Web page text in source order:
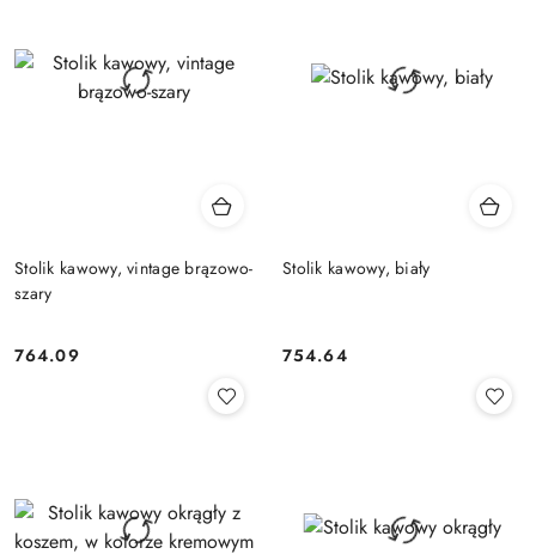
Stolik kawowy, vintage brązowo-
szary
Cena:
764.09
Stolik kawowy, biały
Cena:
754.64